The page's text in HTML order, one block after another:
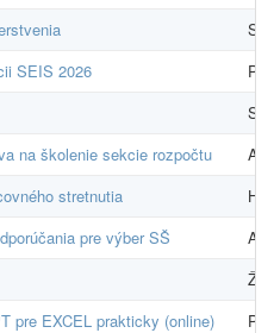
SEIS 2026
na školenie sekcie rozpočtu
stretnutia
pre výber SŠ
pre EXCEL prakticky (online)